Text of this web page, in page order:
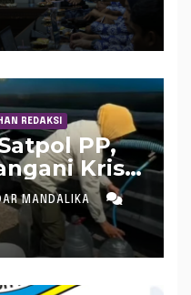
REDAKSI
PP,
Krisis
MANDALIKA